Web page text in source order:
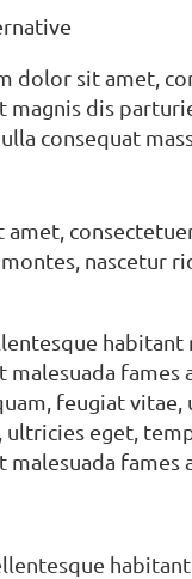
dolor sit amet,
magnis dis
consequat
nascetur
habitant
malesuada fames
feugiat
eget,
malesuada fames